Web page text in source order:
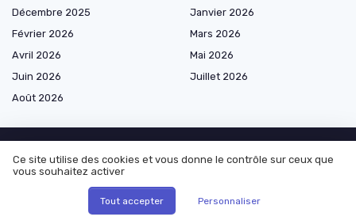
Décembre 2025
Janvier 2026
Février 2026
Mars 2026
Avril 2026
Mai 2026
Juin 2026
Juillet 2026
Août 2026
Shopping
Machines à glaçons par usage
Ce site utilise des cookies et vous donne le contrôle sur ceux que
vous souhaitez activer
Tout accepter Personnaliser